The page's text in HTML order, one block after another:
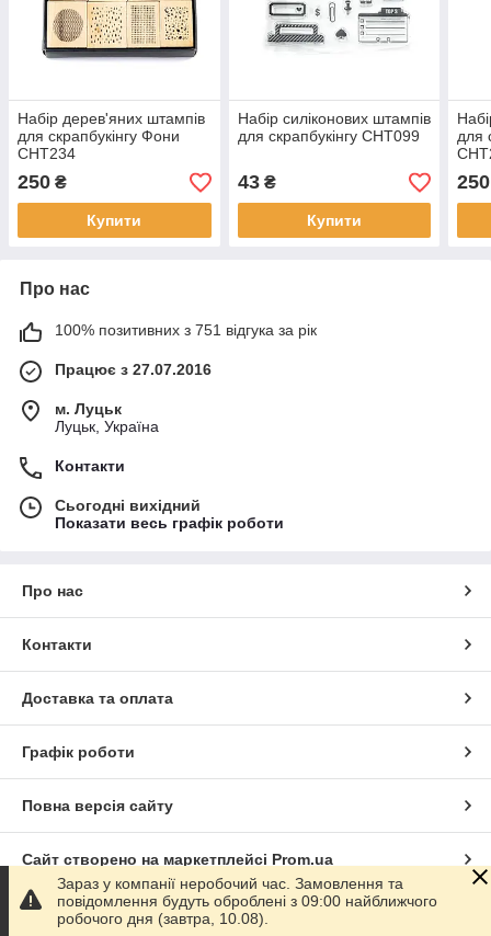
Набір дерев'яних штампів
для скрапбукінгу Фони
CHT234
250 ₴
Купити
Набір силіконових штампів
для скрапбукінгу CHT099
43₴
Купити
для
250
Про нас
100% позитивних з 751 відгука за рік
Працює з 27.07.2016
м. Луцьк
Луцьк, Україна
Контакти
Сьогодні вихідний
Показати весь графік роботи
Про нас
Контакти
Доставка та оплата
Графік роботи
Повна версія сайту
Сайт створено на маркетплейсі Prom.ua
Політика конфіденційності
Зараз у компанії неробочий час. Замовлення та
повідомлення будуть оброблені з 09:00 найближчого
робочого дня (завтра, 10.08).